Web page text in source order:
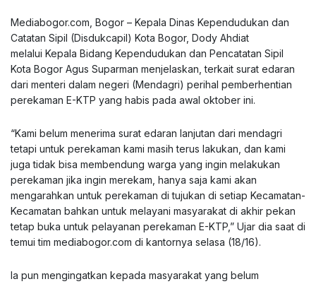
Mediabogor.com , Bogor – Kepala Dinas Kependudukan dan
Catatan Sipil (Disdukcapil) Kota Bogor, Dody Ahdiat
melalui Kepala Bidang Kependudukan dan Pencatatan Sipil
Kota Bogor Agus Suparman menjelaskan, terkait surat edaran
dari menteri dalam negeri (Mendagri) perihal pemberhentian
perekaman E-KTP yang habis pada awal oktober ini.
“Kami belum menerima surat edaran lanjutan dari mendagri
tetapi untuk perekaman kami masih terus lakukan, dan kami
juga tidak bisa membendung warga yang ingin melakukan
perekaman jika ingin merekam, hanya saja kami akan
mengarahkan untuk perekaman di tujukan di setiap Kecamatan-
Kecamatan bahkan untuk melayani masyarakat di akhir pekan
tetap buka untuk pelayanan perekaman E-KTP,” Ujar dia saat di
temui tim mediabogor.com di kantornya selasa (18/16).
Ia pun mengingatkan kepada masyarakat yang belum